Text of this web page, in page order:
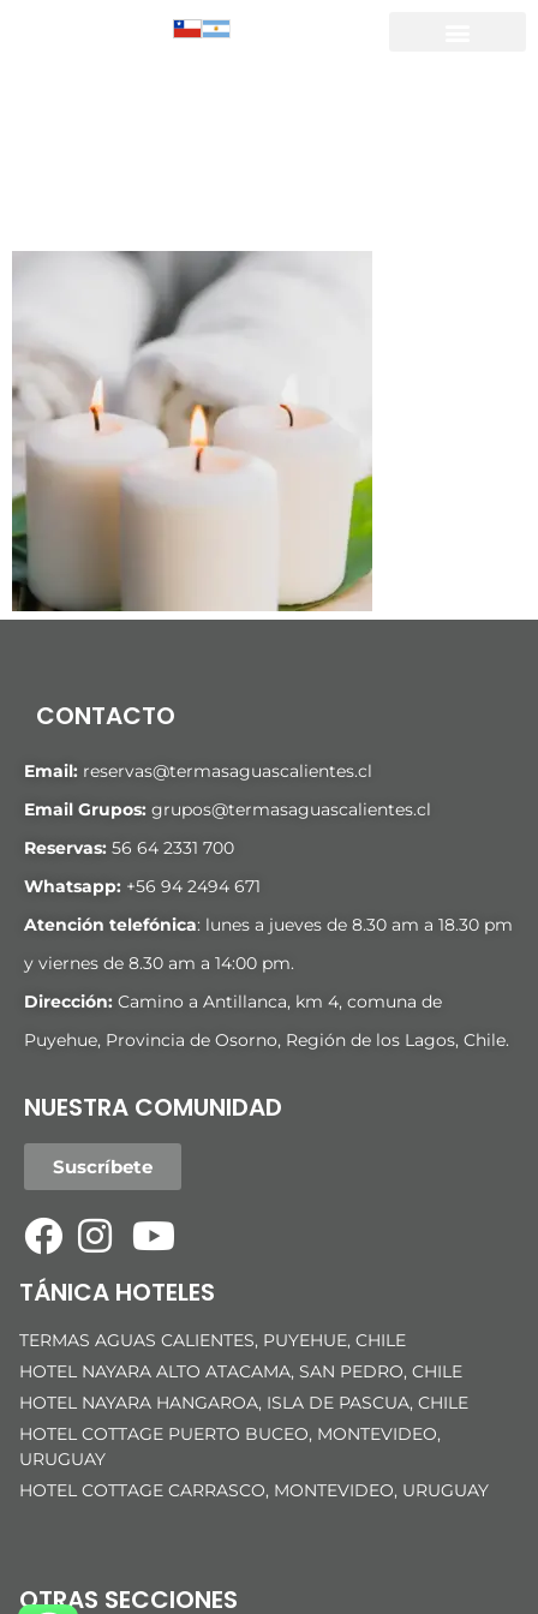
CONTACTO
Email: reservas@termasaguascalientes.cl
Email Grupos: grupos@termasaguascalientes.cl
Reservas: 56 64 2331 700
Whatsapp: +56 94 2494 671
Atención telefónica: lunes a jueves de 8.30 am a 18.30 pm
y viernes de 8.30 am a 14:00 pm.
Dirección: Camino a Antillanca, km 4, comuna de
Puyehue, Provincia de Osorno, Región de los Lagos, Chile.
NUESTRA COMUNIDAD
Suscríbete
TÁNICA HOTELES
TERMAS AGUAS CALIENTES, PUYEHUE, CHILE
HOTEL NAYARA ALTO ATACAMA, SAN PEDRO, CHILE
HOTEL NAYARA HANGAROA, ISLA DE PASCUA, CHILE
HOTEL COTTAGE PUERTO BUCEO, MONTEVIDEO,
URUGUAY
HOTEL COTTAGE CARRASCO, MONTEVIDEO, URUGUAY
OTRAS SECCIONES